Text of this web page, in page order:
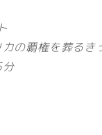
の覇権を葬るき